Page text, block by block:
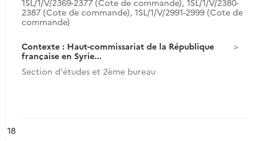
1SL/1/V/2369-2377 (Cote de commande), 1SL/1/V/2380-
2387 (Cote de commande), 1SL/1/V/2991-2999 (Cote de
commande)
Contexte : Haut-commissariat de la République
française en Syrie...
Section d'études et 2ème bureau
n°
18